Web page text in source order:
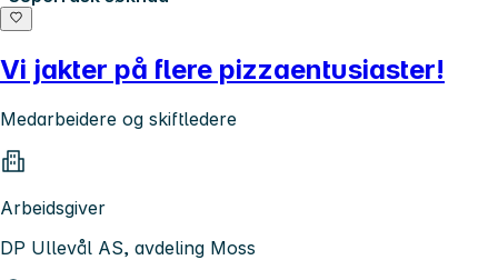
Vi jakter på flere pizzaentusiaster!
Medarbeidere og skiftledere
Arbeidsgiver
DP Ullevål AS, avdeling Moss